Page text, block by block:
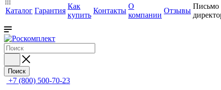
Каталог Гарантия
Как
купить
Контакты
О
компании
Отзывы
Письмо
Поиск
+7 (800) 500-70-23